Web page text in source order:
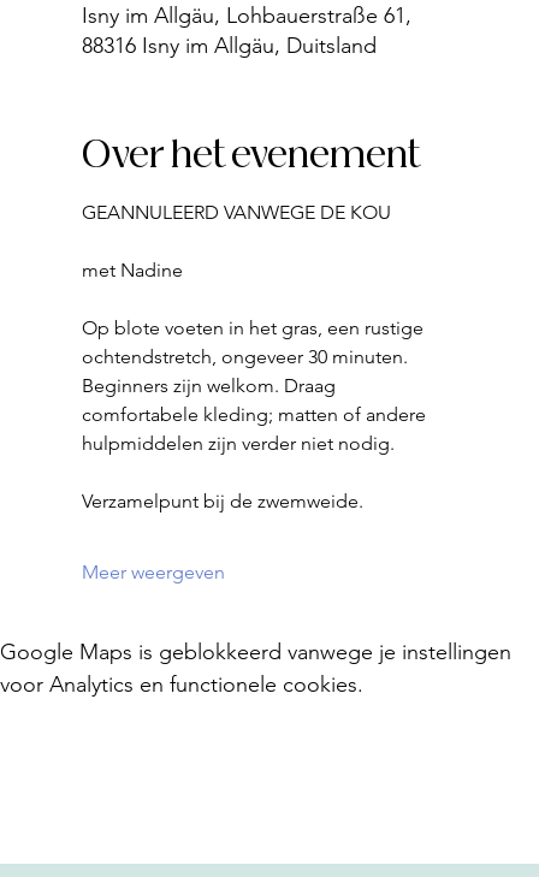
Isny im Allgäu, Lohbauerstraße 61,
88316 Isny im Allgäu, Duitsland
Over het evenement
GEANNULEERD VANWEGE DE KOU
met Nadine
Op blote voeten in het gras, een rustige
ochtendstretch, ongeveer 30 minuten.
Beginners zijn welkom. Draag
comfortabele kleding; matten of andere
hulpmiddelen zijn verder niet nodig.
Verzamelpunt bij de zwemweide.
Meer weergeven
Google Maps is geblokkeerd vanwege je instellingen
voor Analytics en functionele cookies.